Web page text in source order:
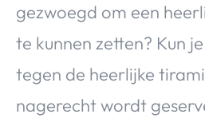
gezwoegd om een
te kunnen zetten? Kun
tegen de heerlijke
nagerecht wordt